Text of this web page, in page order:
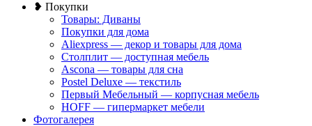
❥ Покупки
Товары: Диваны
Покупки для дома
Aliexpress — декор и товары для дома
Столплит — доступная мебель
Ascona — товары для сна
Postel Deluxe — текстиль
Первый Мебельный — корпусная мебель
HOFF — гипермаркет мебели
Фотогалерея